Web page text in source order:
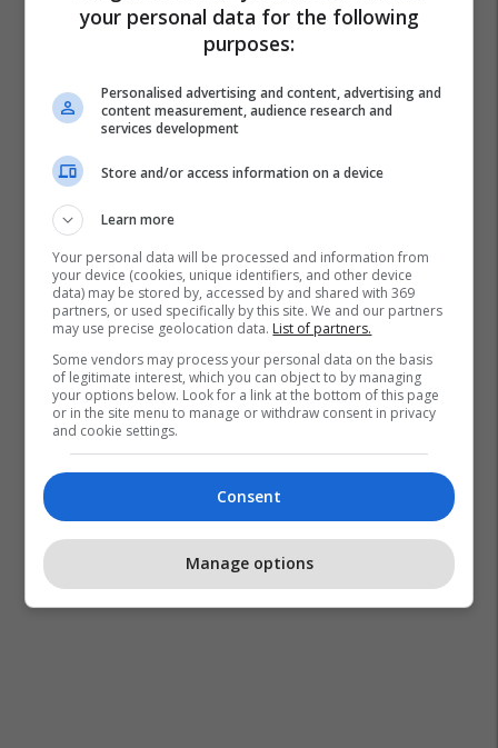
Real Madrid
your personal data for the following
purposes:
Personalised advertising and content, advertising and
content measurement, audience research and
services development
Store and/or access information on a device
Learn more
Your personal data will be processed and information from
your device (cookies, unique identifiers, and other device
data) may be stored by, accessed by and shared with 369
partners, or used specifically by this site. We and our partners
may use precise geolocation data. List of partners.
Some vendors may process your personal data on the basis
of legitimate interest, which you can object to by managing
your options below. Look for a link at the bottom of this page
or in the site menu to manage or withdraw consent in privacy
and cookie settings.
Consent
Manage options